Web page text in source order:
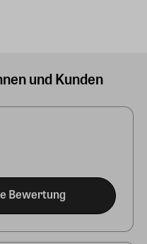
und Kunden
Bewertung